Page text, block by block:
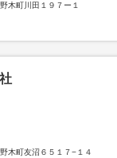
木町川田１９７ー１
木町友沼６５１７−１４